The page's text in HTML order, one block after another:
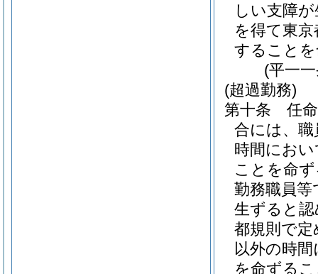
しい支障
を得て東
すること
(平一
(超過勤務)
第十条
任
合には、
時間にお
ことを命
勤務職員
生ずると
都規則で
以外の時
を命ずる